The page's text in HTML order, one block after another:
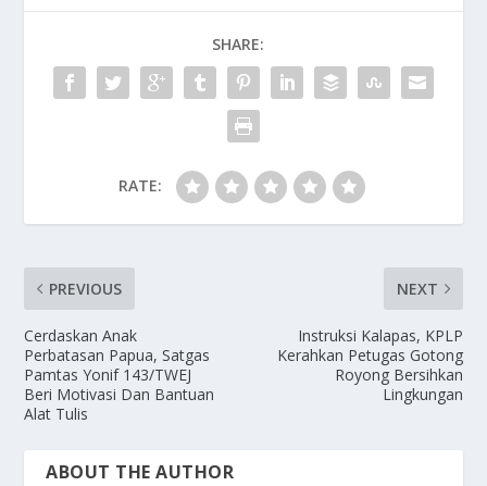
SHARE:
RATE:
PREVIOUS
Cerdaskan Anak
Perbatasan Papua, Satgas
Pamtas Yonif 143/TWEJ
Beri Motivasi Dan Bantuan
Alat Tulis
NEXT
Instruksi Kalapas, KPLP
Kerahkan Petugas Gotong
Royong Bersihkan
Lingkungan
ABOUT THE AUTHOR